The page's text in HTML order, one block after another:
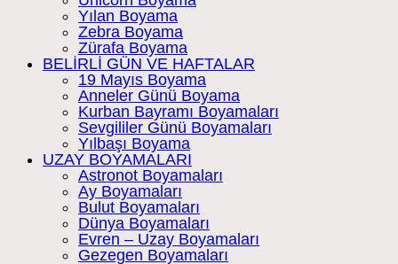
Yılan Boyama
Zebra Boyama
Zürafa Boyama
BELİRLİ GÜN VE HAFTALAR
19 Mayıs Boyama
Anneler Günü Boyama
Kurban Bayramı Boyamaları
Sevgililer Günü Boyamaları
Yılbaşı Boyama
UZAY BOYAMALARI
Astronot Boyamaları
Ay Boyamaları
Bulut Boyamaları
Dünya Boyamaları
Evren – Uzay Boyamaları
Gezegen Boyamaları